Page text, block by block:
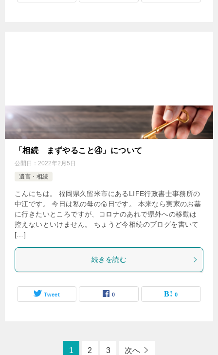
「相続 まずやること④」について
公開日： 2022年2月5日
遺言・相続
こんにちは。 福岡県久留米市にあるLIFE行政書士事務所の
中江です。 今日は私の母の命日です。 本来なら実家のお墓
に行きたいところですが、コロナのあれで県外への移動は
控えないといけません。 ちょうど今相続のブログを書いて
[…]
続きを読む
Tweet 0 0
1 2 3 次へ